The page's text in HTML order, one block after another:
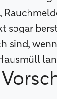
sogar
sind,